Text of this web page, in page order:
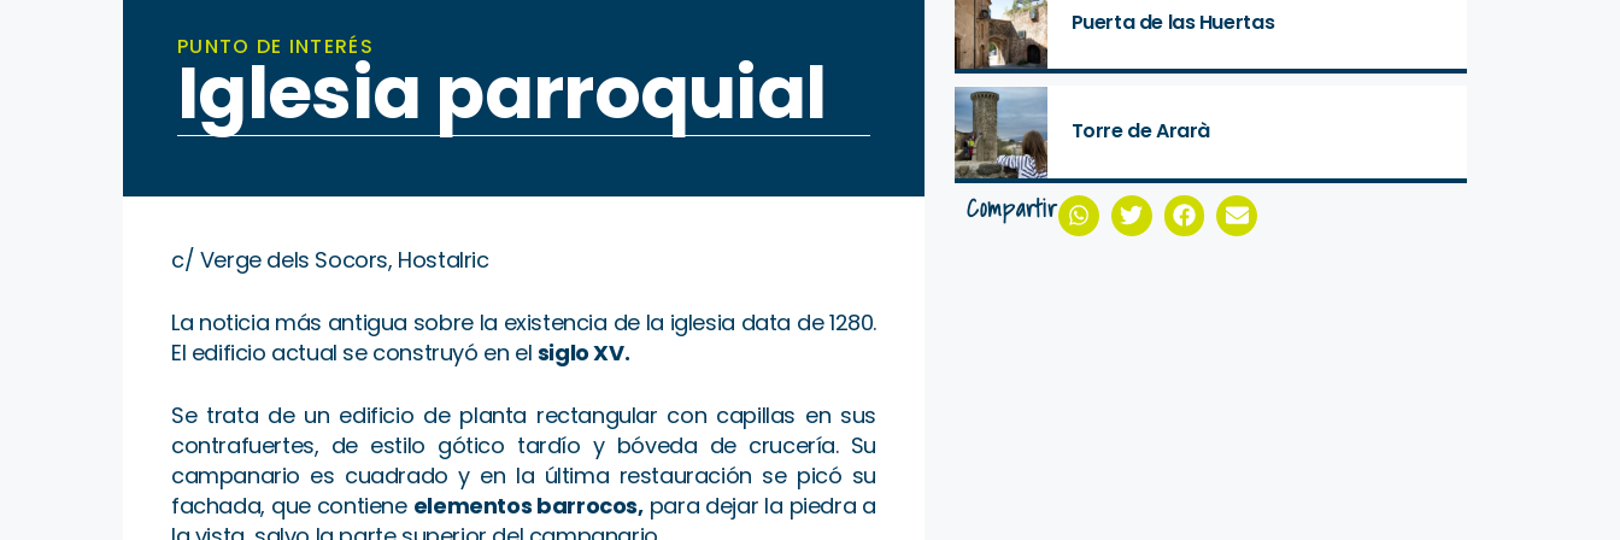
PUNTO DE INTERÉS
Iglesia parroquial
c/ Verge dels Socors, Hostalric
La noticia más antigua sobre la existencia de la iglesia data de 1280.
El edificio actual se construyó en el siglo XV.
Se trata de un edificio de planta rectangular con capillas en sus
contrafuertes, de estilo gótico tardío y bóveda de crucería. Su
campanario es cuadrado y en la última restauración se picó su
fachada, que contiene elementos barrocos,para dejar la piedra a
Puerta de las Huertas
Torre de Ararà
Compartir